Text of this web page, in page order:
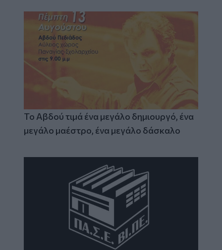
Το Αβδού τιμά ένα μεγάλο δημιουργό, ένα
μεγάλο μαέστρο, ένα μεγάλο δάσκαλο